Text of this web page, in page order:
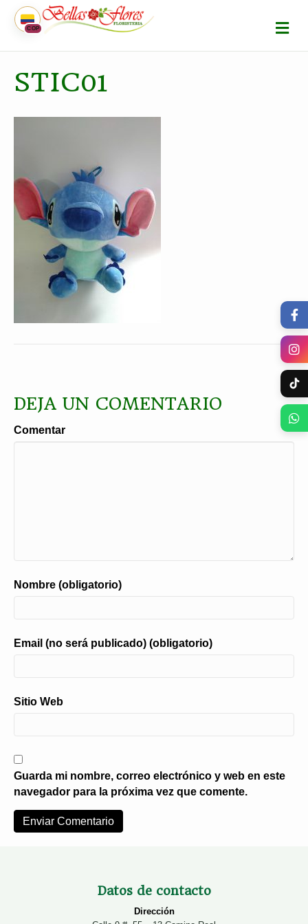
COP M
E
N
STIC01
DEJA UN COMENTARIO
Comentar
Nombre (obligatorio)
Email (no será publicado) (obligatorio)
Sitio Web
Guarda mi nombre, correo electrónico y web en este
navegador para la próxima vez que comente.
Datos de contacto
Dirección